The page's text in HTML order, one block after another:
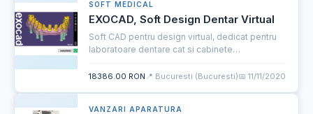
SOFT MEDICAL
EXOCAD, Soft Design Dentar Virtual
Soft CAD pentru design virtual, dedicat pentru
laboratoare dentare cat si cabinete
18386.00 RON 📍 Bucuresti (Bucuresti)📅 11/11/2020
VANZARI APARATURA